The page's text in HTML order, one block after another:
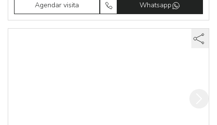
Agendar visita Whatsapp